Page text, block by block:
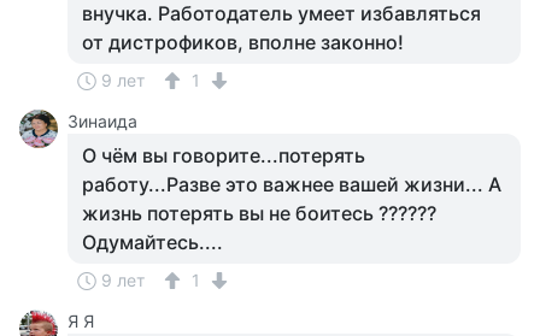
внучка. Работодатель умеет избавляться
от дистрофиков, вполне законно!
9 лет
1
Зинаида
О чём вы говорите...потерять
работу...Разве это важнее вашей жизни... А
жизнь потерять вы не боитесь ??????
Одумайтесь....
9 лет
1
Я Я